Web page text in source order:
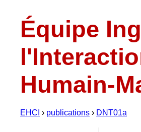
Équipe
Humain-
EHCI › publications › DNT01a